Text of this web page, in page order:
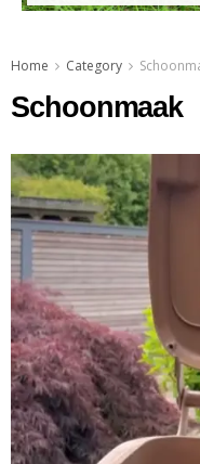
Home Category
Schoonmaak